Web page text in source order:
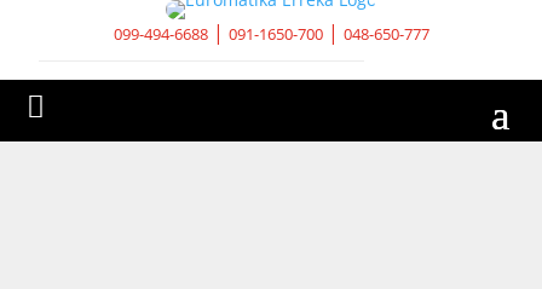
099-494-6688| 091-1650-700| 048-650-777
